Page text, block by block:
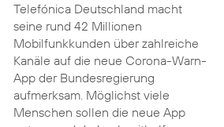
Telefónica Deutschland macht
seine rund 42 Millionen
Mobilfunkkunden über zahlreiche
Kanäle auf die neue Corona-Warn-
App der Bundesregierung
aufmerksam. Möglichst viele
Menschen sollen die neue App